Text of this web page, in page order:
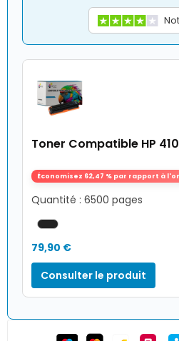
Toner Compatible HP
Économisez 62,47 % par rapport à
Quantité : 6500 pages
79,90 €
Consulter le produit